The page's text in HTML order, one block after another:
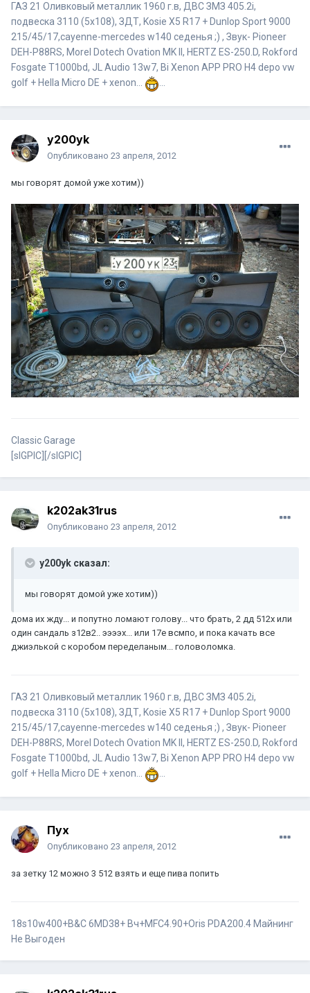
ГАЗ 21 Оливковый металлик 1960 г.в, ДВС ЗМЗ 405.2i,
подвеска 3110 (5x108), ЗДТ, Kosie X5 R17 + Dunlop Sport 9000
215/45/17,cayenne-mercedes w140 седенья ;) , Звук- Pioneer
DEH-P88RS, Morel Dotech Ovation MK II, HERTZ ES-250.D, Rokford
Fosgate T1000bd, JL Audio 13w7, Bi Xenon APP PRO H4 depo vw
golf + Hella Micro DE + xenon...
...
y200yk
Опубликовано 23 апреля, 2012
мы говорят домой уже хотим))
Classic Garage
[sIGPIC][/sIGPIC]
k202ak31rus
Опубликовано 23 апреля, 2012
y200yk сказал:
мы говорят домой уже хотим))
дома их жду... и попутно ломают голову... что брать, 2 дд 512х или
один сандаль з12в2.. ээээх... или 17е всмпо, и пока качать все
джиэлькой с коробом переделаным... головоломка.
ГАЗ 21 Оливковый металлик 1960 г.в, ДВС ЗМЗ 405.2i,
подвеска 3110 (5x108), ЗДТ, Kosie X5 R17 + Dunlop Sport 9000
215/45/17,cayenne-mercedes w140 седенья ;) , Звук- Pioneer
DEH-P88RS, Morel Dotech Ovation MK II, HERTZ ES-250.D, Rokford
Fosgate T1000bd, JL Audio 13w7, Bi Xenon APP PRO H4 depo vw
golf + Hella Micro DE + xenon...
...
Пух
Опубликовано 23 апреля, 2012
за зетку 12 можно 3 512 взять и еще пива попить
18s10w400+B&C 6MD38+ Вч+MFC4.90+Oris PDA200.4 Майнинг
Не Выгоден